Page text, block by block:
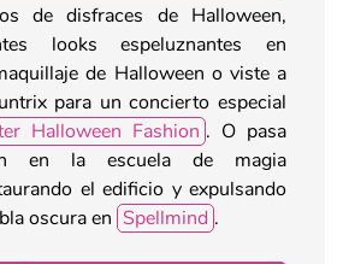
de disfraces de Halloween,
looks espeluznantes en
de Halloween o viste a
para un concierto especial
Halloween Fashion . O pasa
en la escuela de magia
el edificio y expulsando
oscura en Spellmind .